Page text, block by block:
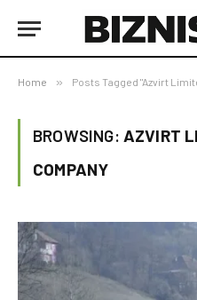
Home » Posts Tagged "Azvirt
BROWSING: AZVIRT
COMPANY